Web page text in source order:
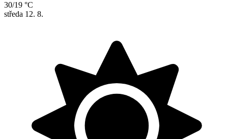
30/19 °C
středa 12. 8.